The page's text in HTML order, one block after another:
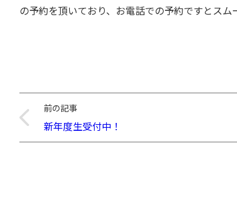
の予約を頂いており、お電話での予約ですとス
前の記事
新年度生受付中！